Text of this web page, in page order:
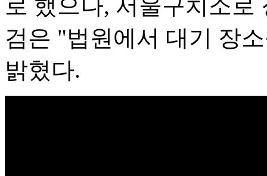
로 했으나, 서울구치소로
검은 "법원에서 대기 장
밝혔다.